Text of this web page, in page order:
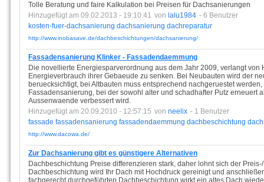
Tolle Beratung und faire Kalkulation bei Preisen für Dachsanierungen
Hinzugefügt am 09.02.2013 - 19:10:41 von lalu1984 - 6 Benutzer
kosten-fuer-dachsanierung dachsanierung dachreparatur
http://www.inobasave.de/dachbeschichtungen/dachsanierung/
Fassadensanierung Klinker - Fassadendaemmung
Die novellierte Energiesparverordnung aus dem Jahr 2009, verlangt von
Energieverbrauch ihrer Gebaeude zu senken. Bei Neubauten wird der
beruecksichtigt, bei Altbauten muss entsprechend nachgeruestet
Fassadensanierung, bei der sowohl alter und schadhafter Putz erneuert
Aussenwaende verbessert wird.
Hinzugefügt am 20.09.2010 - 12:57:15 von neelix - 1 Benutzer
fassade fassadensanierung fassadendaemmung dachbeschichtung
http://www.dacowa.de/
Zur Dachsanierung gibt es günstigere Alternativen
Dachbeschichtung Preise differenzieren stark, daher lohnt sich der
Dachbeschichtung wird Ihr Dach mit Hochdruck gereinigt und
fachgerecht durchgeführten Dachbeschichtung wirkt ein altes Dach